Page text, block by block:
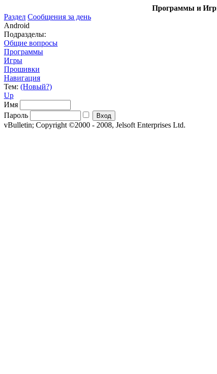
Программы и
Раздел Сообщения за день
Android
Подразделы:
Общие вопросы
Программы
Игры
Прошивки
Навигация
Тем: (Новый?)
Up
Имя
Пароль
vBulletin; Copyright ©2000 - 2008, Jelsoft Enterprises Ltd.